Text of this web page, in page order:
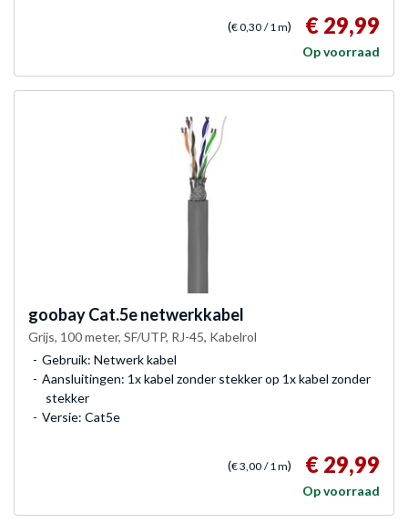
(€ 0,30 / 1 m) € 29,99
Op voorraad
goobayCat.5e netwerkkabel
Grijs, 100 meter, SF/UTP, RJ-45, Kabelrol
Gebruik: Netwerk kabel
Aansluitingen: 1x kabel zonder stekker op 1x kabel zonder
stekker
Versie: Cat5e
(€ 3,00 / 1 m) € 29,99
Op voorraad